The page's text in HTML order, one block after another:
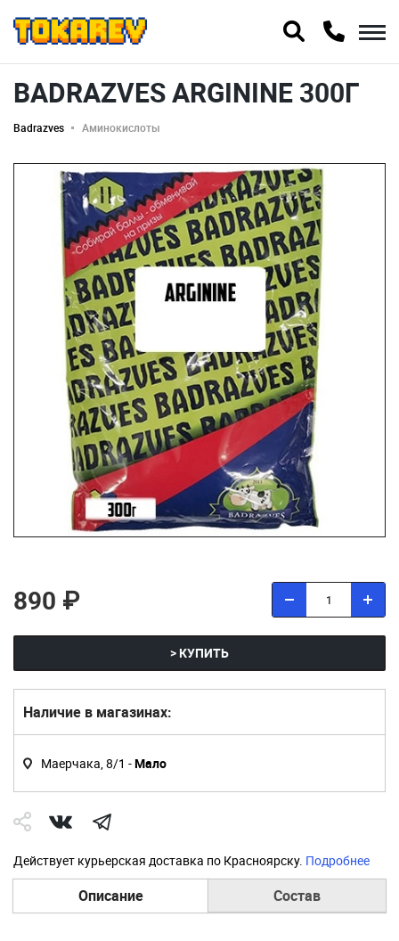
BADRAZVES ARGININE 300Г
Badrazves Аминокислоты
890 ₽
> КУПИТЬ
Наличие в магазинах:
Маерчака, 8/1 -Мало
Действует курьерская доставка по Красноярску. Подробнее
Описание Состав